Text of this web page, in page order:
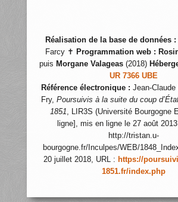
Réalisation de la base de données :
Farcy ✝ Programmation web :
puis Morgane Valageas (2018)
UR 7366 UBE
Référence électronique : Jean-
Fry, Poursuivis à la suite du coup
1851, LIR3S (Université Bourgogne
ligne], mis en ligne le 27 août
http://tristan.u-
bourgogne.fr/Inculpes/WEB/
20 juillet 2018, URL : https://
1851.fr/index.php